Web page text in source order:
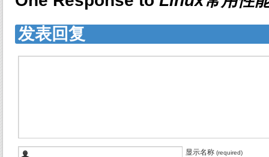
发表回复
显示名称 (required)